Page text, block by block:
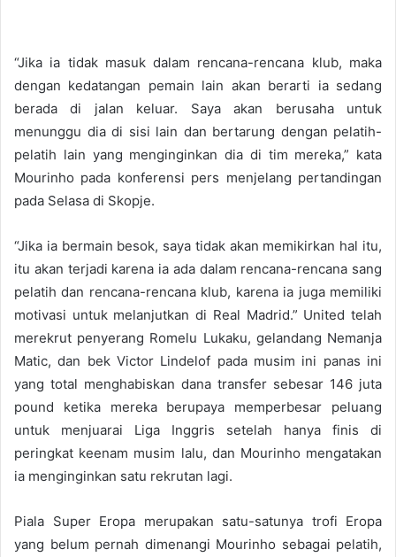
“Jika ia tidak masuk dalam rencana-rencana klub, maka
dengan kedatangan pemain lain akan berarti ia sedang
berada di jalan keluar. Saya akan berusaha untuk
menunggu dia di sisi lain dan bertarung dengan pelatih-
pelatih lain yang menginginkan dia di tim mereka,” kata
Mourinho pada konferensi pers menjelang pertandingan
pada Selasa di Skopje.
“Jika ia bermain besok, saya tidak akan memikirkan hal itu,
itu akan terjadi karena ia ada dalam rencana-rencana sang
pelatih dan rencana-rencana klub, karena ia juga memiliki
motivasi untuk melanjutkan di Real Madrid.” United telah
merekrut penyerang Romelu Lukaku, gelandang Nemanja
Matic, dan bek Victor Lindelof pada musim ini panas ini
yang total menghabiskan dana transfer sebesar 146 juta
pound ketika mereka berupaya memperbesar peluang
untuk menjuarai Liga Inggris setelah hanya finis di
peringkat keenam musim lalu, dan Mourinho mengatakan
ia menginginkan satu rekrutan lagi.
Piala Super Eropa merupakan satu-satunya trofi Eropa
yang belum pernah dimenangi Mourinho sebagai pelatih,